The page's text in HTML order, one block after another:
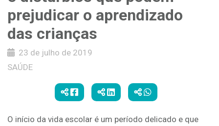
prejudicar o aprendizado
das crianças
23 de julho de 2019
SAÚDE
O início da vida escolar é um período delicado e que